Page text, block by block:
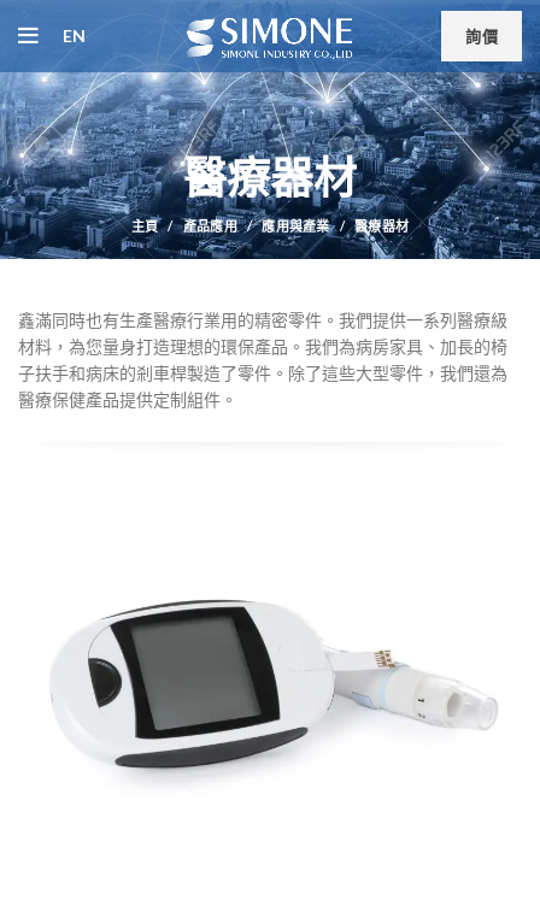
EN 詢價
醫療器材
主頁 產品應用 應用與產業 醫療器材
鑫滿同時也有生產醫療行業用的精密零件。我們提供一系列醫療級
材料，為您量身打造理想的環保產品。我們為病房家具、加長的椅
子扶手和病床的剎車桿製造了零件。除了這些大型零件，我們還為
醫療保健產品提供定制組件。